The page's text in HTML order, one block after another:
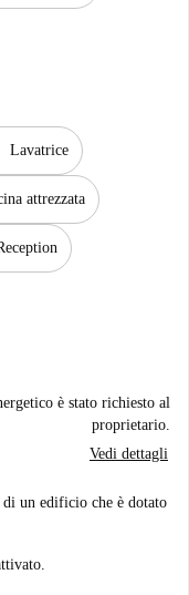
Lavatrice
attrezzata
è stato richiesto al
proprietario.
Vedi dettagli
di un edificio che è dotato